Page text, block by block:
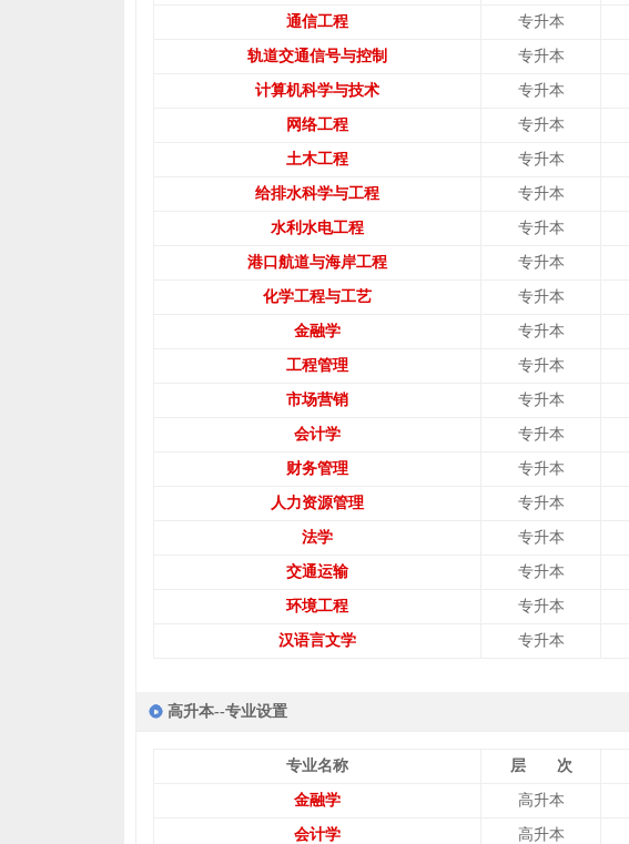
通信工程 专升本
轨道交通信号与控制 专升本
计算机科学与技术 专升本
网络工程 专升本
土木工程 专升本
给排水科学与工程 专升本
水利水电工程 专升本
港口航道与海岸工程 专升本
化学工程与工艺 专升本
金融学 专升本
工程管理 专升本
市场营销 专升本
会计学 专升本
财务管理 专升本
人力资源管理 专升本
法学 专升本
交通运输 专升本
环境工程 专升本
汉语言文学 专升本
高升本--专业设置
专业名称 层 次
金融学 高升本
会计学 高升本